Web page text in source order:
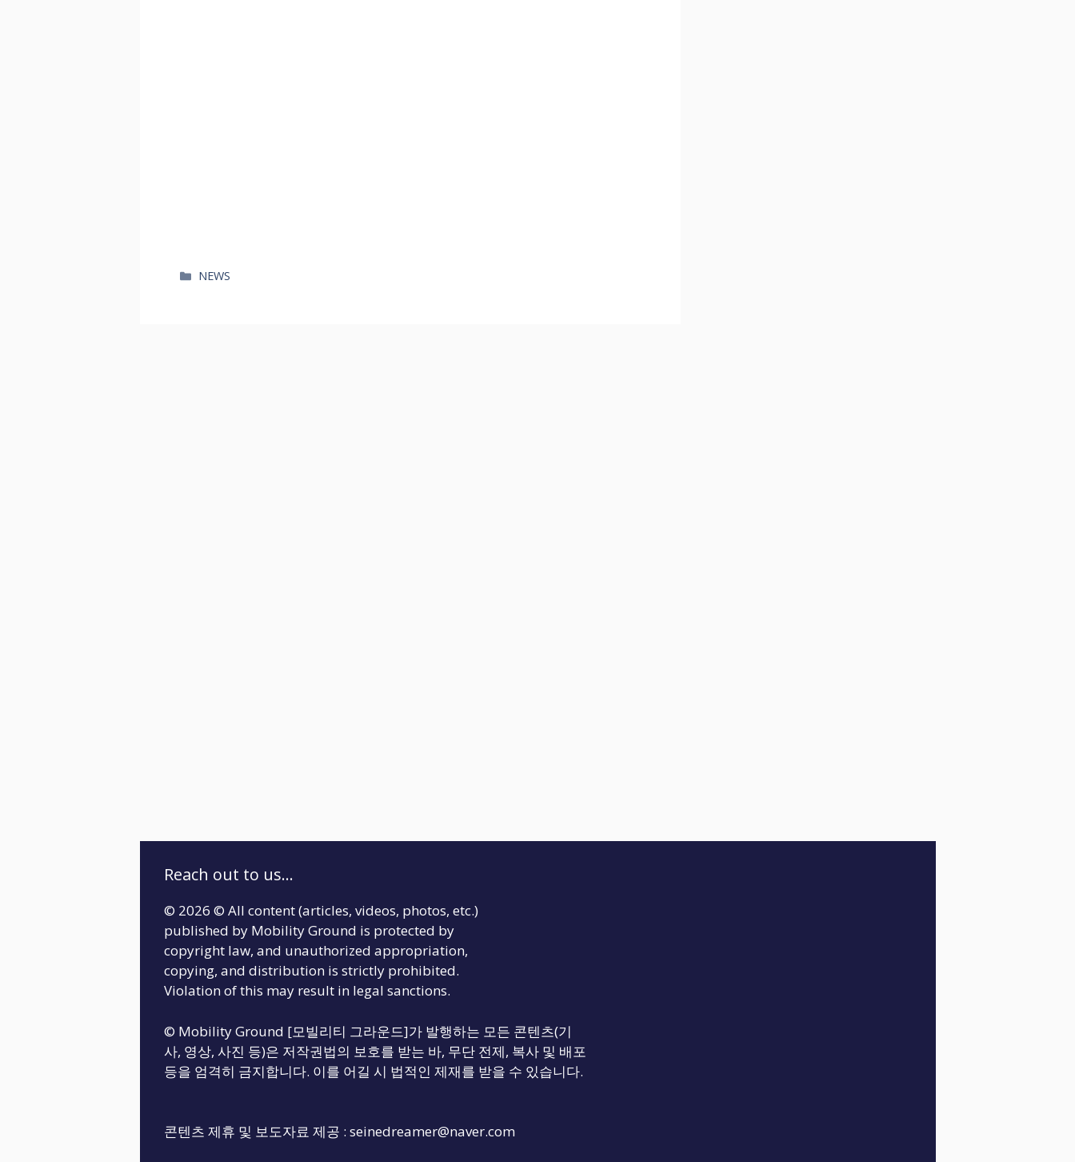
카
NEWS
Reach out to us...
© 2026 © All content (articles, videos, photos, etc.)
published by Mobility Ground is protected by
copyright law, and unauthorized appropriation,
copying, and distribution is strictly prohibited.
Violation of this may result in legal sanctions.
© Mobility Ground [모빌리티 그라운드]가 발행하는 모든 콘텐츠(기
사, 영상, 사진 등)은 저작권법의 보호를 받는 바, 무단 전제, 복사 및 배포
등을 엄격히 금지합니다. 이를 어길 시 법적인 제재를 받을 수 있습니다.
콘텐츠 제휴 및 보도자료 제공 : seinedreamer@naver.com